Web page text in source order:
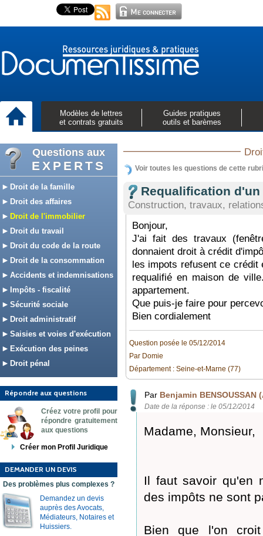
Modèles de lettres
et contrats gratuits
Guides pratiques
outils et barèmes
Questions aux
EXPERTS
Droit de la famille
Droit des affaires
Droit de l'immobilier
Droit du travail
Droit du code de la route
Droit de la consommation
Accidents et indemnisations
Impôts - fiscalité
Sécurité sociale
Droit administratif
Saisies et voies d'exécution
Exécution des peines
Droit pénal
Répondre aux questions
Créez votre profil pour
répondre gratuitement
aux questions
Créer mon Profil Juridique
DEMANDER UN DEVIS
Des problèmes plus complexes ?
Demandez un devis
auprès des Avocats,
Médiateurs, Notaires et
Huissiers.
Voir toutes les questions de cette
Requalification
Construction, travaux,
Bonjour,
J'ai fait des travaux
donnaient droit à crédit
les impots refusent ce crédit
requalifié en maison de
appartement.
Que puis-je faire pour
Bien cordialement
Question posée le 05/12/2014
Par Domie
Département : Seine-et-Marne (77)
Par Benjamin BENSOUSSAN
Date de la réponse : le 05/12/2014
Madame, Monsieur,
Il faut savoir qu'en
des impôts ne sont
Bien que l'on